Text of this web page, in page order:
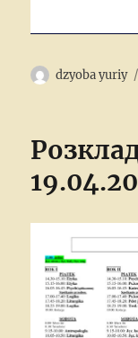
Author
dzyoba yuriy